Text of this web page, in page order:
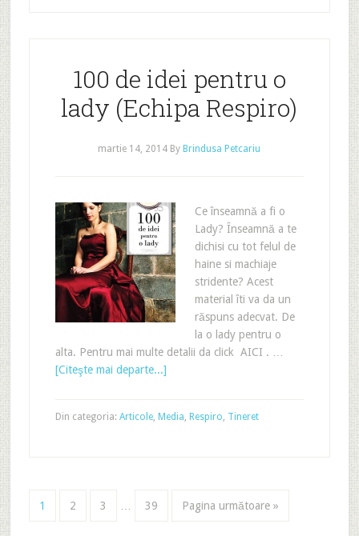
100 de idei pentru o
lady (Echipa Respiro)
martie 14, 2014 ByBrindusa Petcariu
Ce înseamnă a fi o
Lady? Înseamnă a te
dichisi cu tot felul de
haine si machiaje
stridente? Acest
material îti va da un
răspuns adecvat. De
la o lady pentru o
alta. Pentru mai multe detalii da click AICI . …
[Citeşte mai departe...]
Din categoria: Articole, Media Respiro Tineret
1 2 3 39 Pagina următoare »